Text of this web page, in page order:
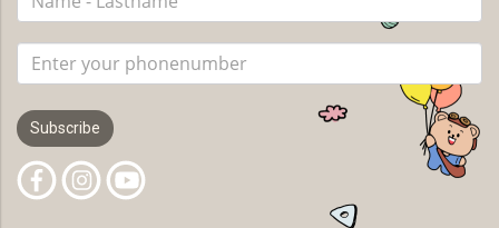
Subscribe